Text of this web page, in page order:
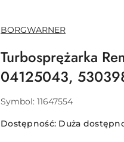
NAZWA
PRODUCENTA:
BORGWARNER
Turbosprężarka
04125043,
Symbol: 11647554
Dostępność: Duża